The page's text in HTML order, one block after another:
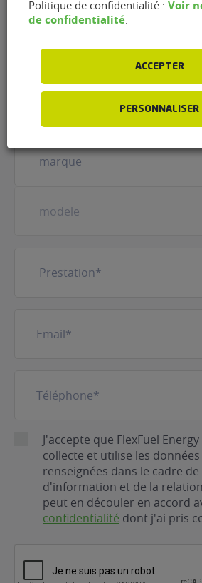
Nom(Nécessaire)
Prénom(Nécessaire)
véhicule(Nécessaire)
mail(Nécessaire)
RGPDJ'accepte que FlexFuel
collecte et utilise les
renseignées dans le cadre
d'information et de la
peut en découler en accord
confidentialité dont j'ai pris
Politique de confidentialité : Voir
de confidentialité
ACCEPTER
PERSONNALISER